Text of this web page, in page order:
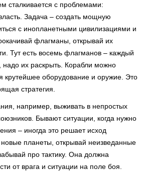
сталкивается с проблемами:
Задача – создать мощную
с инопланетными цивилизациями и
флагманы, открывай их
Тут есть восемь флагманов – каждый
их раскрыть. Корабли можно
крутейшее оборудование и оружие. Это
стратегия.
например, выживать в непростых
Бывают ситуации, когда нужно
– иногда это решает исход
планеты, открывай неизведанные
про тактику. Она должна
от врага и ситуации на поле боя.